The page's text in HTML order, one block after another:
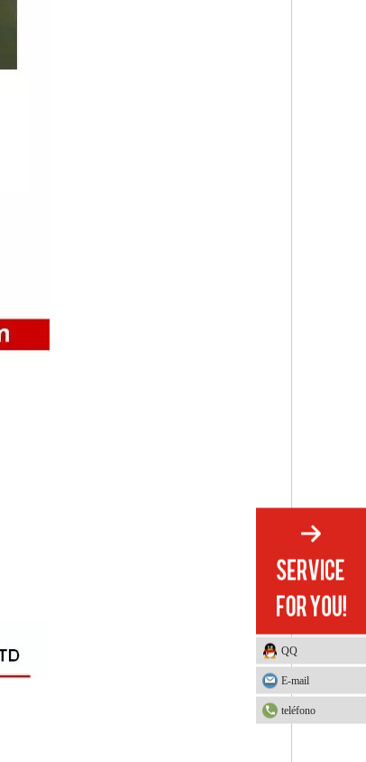
QQ
E-mail
teléfono